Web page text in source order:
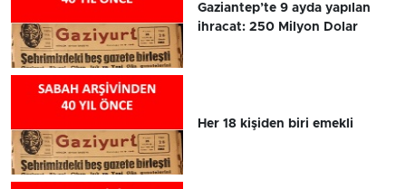
Gaziantep’te 9 ayda yapılan
ihracat: 250 Milyon Dolar
Her 18 kişiden biri emekli